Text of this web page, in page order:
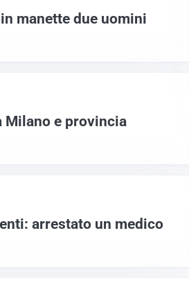
manette due uomini
Milano e provincia
arrestato un medico